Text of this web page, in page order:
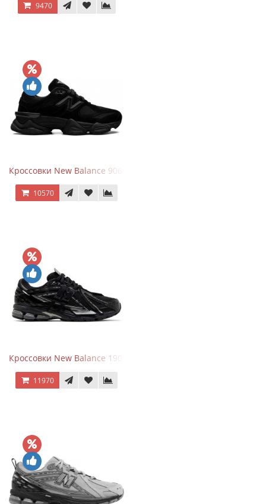
9470
Кроссовки New Balance 9060 Triple Black
10570
Кроссовки New Balance 1906A Black Silver
11970